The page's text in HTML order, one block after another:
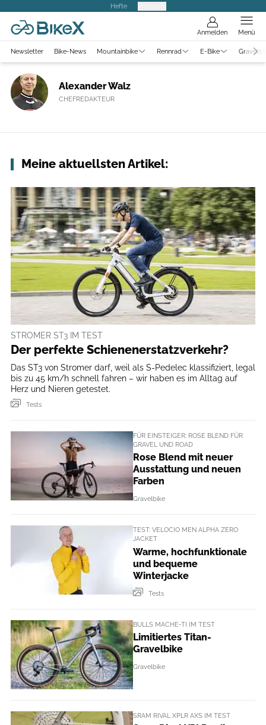
Hefte
Anmelden Menü
Newsletter Bike-News Mountainbike Rennrad E-Bike
Alexander Walz
CHEFREDAKTEUR
Meine aktuellsten Artikel:
STROMER ST3 IM TEST
Der perfekte Schienenerstatzverkehr?
Das ST3 von Stromer darf, weil als S-Pedelec klassifiziert, legal
bis zu 45 km/h schnell fahren – wir haben es im Alltag auf
Herz und Nieren getestet.
Tests
FÜR EINSTEIGER: ROSE BLEND FÜR
GRAVEL UND ROAD
Rose Blend mit neuer
Ausstattung und neuen
Farben
Gravelbike
TEST: VELOCIO MEN ALPHA ZERO
JACKET
Warme, hochfunktionale
und bequeme
Winterjacke
Tests
BULLS MACHE-TI IM TEST
Limitiertes Titan-
Gravelbike
Gravelbike
SRAM RIVAL XPLR AXS IM TEST